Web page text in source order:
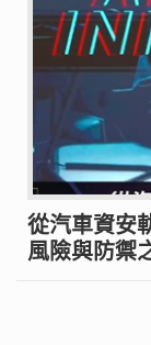
從汽車資安
風險與防禦